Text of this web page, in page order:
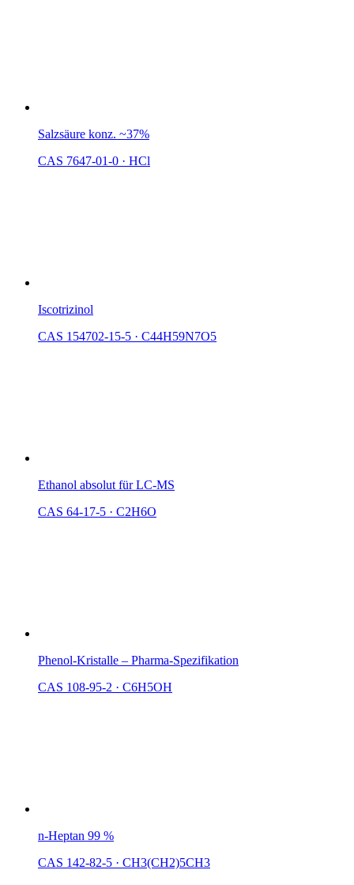
Salzsäure konz. ~37%
CAS 7647-01-0 · HCl
Iscotrizinol
CAS 154702-15-5 · C44H59N7O5
Ethanol absolut für LC-MS
CAS 64-17-5 · C2H6O
Phenol-Kristalle – Pharma-Spezifikation
CAS 108-95-2 · C6H5OH
n-Heptan 99 %
CAS 142-82-5 · CH3(CH2)5CH3